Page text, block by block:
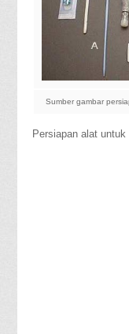
Sumber gambar
Persiapan alat